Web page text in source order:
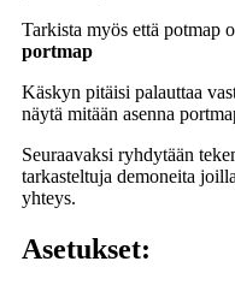
Tarkista myös että potmap
portmap
Käskyn pitäisi palauttaa
näytä mitään asenna
Seuraavaksi ryhdytään
tarkasteltuja demoneita
yhteys.
Asetukset: